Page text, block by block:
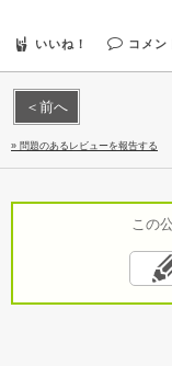
いいね！ コメン
＜前へ
» 問題のあるレビューを報告する
この